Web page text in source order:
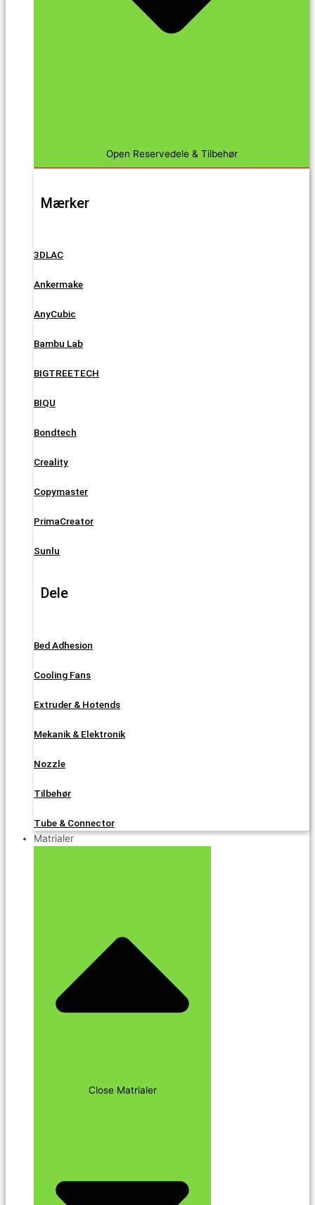
Open Reservedele & Tilbehør
Mærker
3DLAC
Ankermake
AnyCubic
Bambu Lab
BIGTREETECH
BIQU
Bondtech
Creality
Copymaster
PrimaCreator
Sunlu
Dele
Bed Adhesion
Cooling Fans
Extruder & Hotends
Mekanik & Elektronik
Nozzle
Tilbehør
Tube & Connector
Matrialer
Close Matrialer